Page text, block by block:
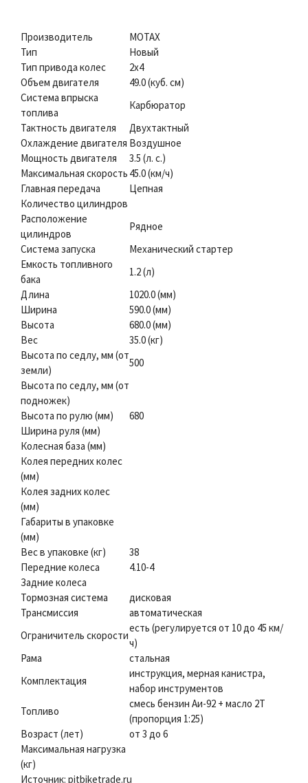
Производитель
MOTAX
Тип
Новый
Тип привода колес
2х4
Объем двигателя
49.0 (куб. см)
Система впрыска
топлива
Карбюратор
Тактность двигателя
Двухтактный
Охлаждение двигателя Воздушное
Мощность двигателя
3.5 (л. с.)
Максимальная скорость 45.0 (км/ч)
Главная передача
Цепная
Количество цилиндров
Расположение
цилиндров
Рядное
Система запуска
Механический стартер
Емкость топливного
бака
1.2 (л)
Длина
1020.0 (мм)
Ширина
590.0 (мм)
Высота
680.0 (мм)
Вес
35.0 (кг)
Высота по седлу, мм (от
земли)
500
Высота по седлу, мм (от
подножек)
Высота по рулю (мм)
680
Ширина руля (мм)
Колесная база (мм)
Колея передних колес
(мм)
Колея задних колес
(мм)
Габариты в упаковке
(мм)
Вес в упаковке (кг)
38
Передние колеса
4.10-4
Задние колеса
Тормозная система
дисковая
Трансмиссия
автоматическая
Ограничитель скорости
есть (регулируется от 10 до 45 км/
ч)
Рама
стальная
Комплектация
инструкция, мерная канистра,
набор инструментов
Топливо
смесь бензин Аи-92 + масло 2Т
(пропорция 1:25)
Возраст (лет)
от 3 до 6
Максимальная нагрузка
(кг)
Источник: pitbiketrade.ru